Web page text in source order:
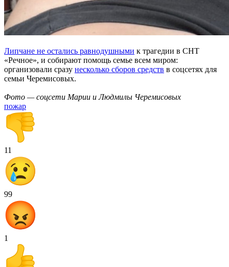
Липчане не остались равнодушными к трагедии в СНТ
«Речное», и собирают помощь семье всем миром:
организовали сразу несколько сборов средств в соцсетях для
семьи Черемисовых.
Фото — соцсети Марии и Людмилы Черемисовых
пожар
11
99
1